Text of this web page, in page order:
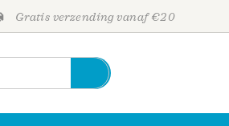
Gratis verzending vanaf €20